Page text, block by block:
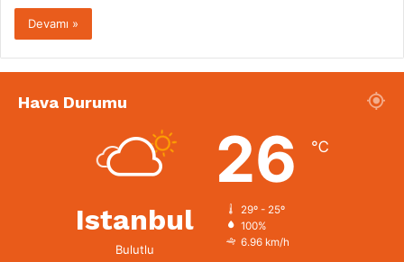
Devamı »
Hava Durumu
Istanbul
Bulutlu
26 ℃
29º - 25º
100%
6.96 km/h